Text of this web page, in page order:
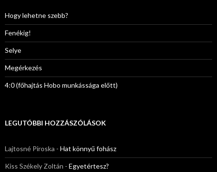
:Hogy lehetne szebb?
Fenékig!
Selye
Megérkezés
4:0 (főhajtás Hobo munkássága előtt)
LEGUTÓBBI HOZZÁSZÓLÁSOK
Lajtosné Piroska - Hat könnyű fohász
Kiss Székely Zoltán - Egyetértesz?